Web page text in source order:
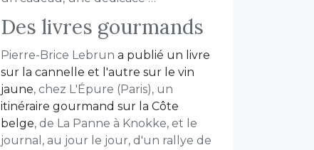
Des livres gourmands
Pierre-Brice Lebrun a publié un livre
sur la cannelle et l'autre sur le vin
jaune, chez L'Épure (Paris), un
itinéraire gourmand sur la Côte
belge, de La Panne à Knokke, et le
journal, au jour le jour, d'un rallye de